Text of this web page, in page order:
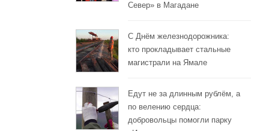
Север» в Магадане
С Днём железнодорожника:
кто прокладывает стальные
магистрали на Ямале
Едут не за длинным рублём, а
по велению сердца:
добровольцы помогли парку